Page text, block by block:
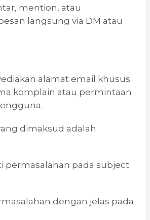
mention, atau
langsung via DM atau
alamat email khusus
komplain atau permintaan
dimaksud adalah
permasalahan pada subject
dengan jelas pada